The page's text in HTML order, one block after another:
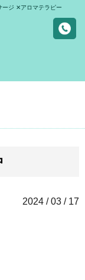
ージ ✕アロマテラピー
2024 / 03 / 17